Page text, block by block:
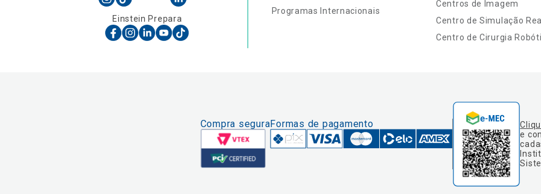
Einstein Prepara
Programas Internacionais
Centros de Imagem
Centro de Simulação
Centro de Cirurgia
Compra seguraFormas de pagamento
e